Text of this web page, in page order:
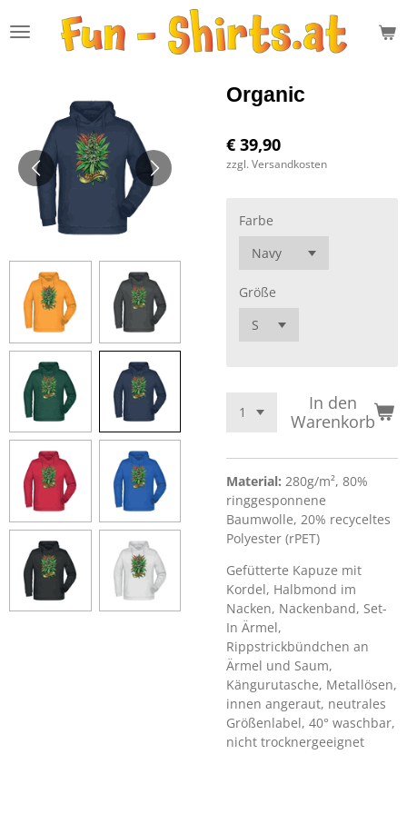
Hauptinhalt
Organic
€ 39,90
zzgl. Versandkosten
Farbe
Größe
In den
Warenkorb
Material: 280g/m², 80%
ringgesponnene
Baumwolle, 20% recyceltes
Polyester (rPET)
Gefütterte Kapuze mit
Kordel, Halbmond im
Nacken, Nackenband, Set-
In Ärmel,
Rippstrickbündchen an
Ärmel und Saum,
Kängurutasche, Metallösen,
innen angeraut, neutrales
Größenlabel, 40° waschbar,
nicht trocknergeeignet